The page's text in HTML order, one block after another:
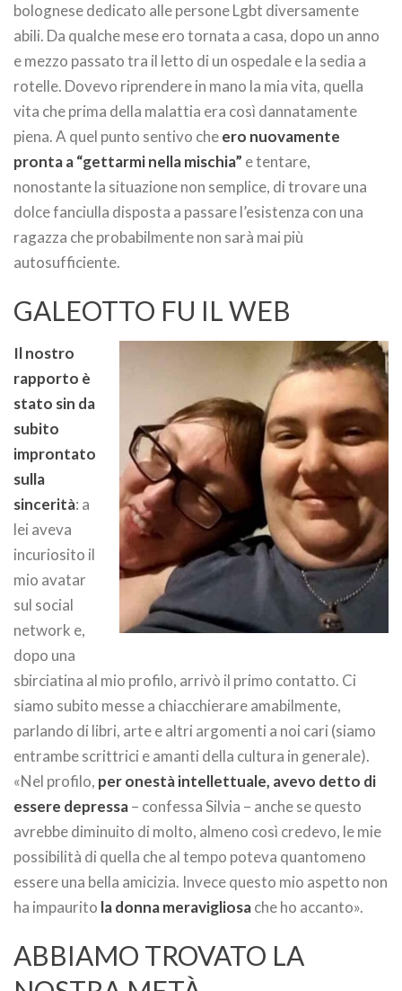
bolognese dedicato alle persone Lgbt diversamente
abili. Da qualche mese ero tornata a casa, dopo un anno
e mezzo passato tra il letto di un ospedale e la sedia a
rotelle. Dovevo riprendere in mano la mia vita, quella
vita che prima della malattia era così dannatamente
piena. A quel punto sentivo cheero nuovamente
pronta a “gettarmi nella mischia” e tentare,
nonostante la situazione non semplice, di trovare una
dolce fanciulla disposta a passare l’esistenza con una
ragazza che probabilmente non sarà mai più
autosufficiente.
GALEOTTO FU IL WEB
Il nostro
rapporto è
stato sin da
subito
improntato
sulla
sincerità: a
lei aveva
incuriosito il
mio avatar
sul social
network e,
dopo una
sbirciatina al mio profilo, arrivò il primo contatto. Ci
siamo subito messe a chiacchierare amabilmente,
parlando di libri, arte e altri argomenti a noi cari (siamo
entrambe scrittrici e amanti della cultura in generale).
«Nel profilo, per onestà intellettuale, avevo detto di
essere depressa– confessa Silvia – anche se questo
avrebbe diminuito di molto, almeno così credevo, le mie
possibilità di quella che al tempo poteva quantomeno
essere una bella amicizia. Invece questo mio aspetto non
ha impaurito la donna meravigliosache ho accanto».
ABBIAMO TROVATO LA